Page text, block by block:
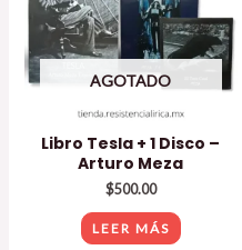
AGOTADO
Libro Tesla + 1 Disco –
Arturo Meza
$500.00
LEER MÁS